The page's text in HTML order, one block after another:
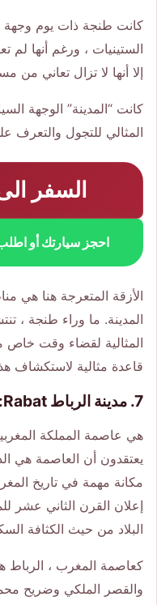
كانت طنجة ذات يوم وجهة
الستينيات ، ورغم أنها لم
إلا أنها لا تزال تعاني
كانت “المدينة” الوجهة
المثالي للتجول والتعرف
السفر
احجز سيارتك أو
الأزقة المتعرجة هنا هي
المدينة. ما وراء طنجة ،
المثالية لقضاء وقت خاص
قاعدة مثالية لاستكشاف
7. مدينة الرباط Rabat:
هي عاصمة المملكة
يعتقدون أن العاصمة هي
مكانة مهمة في تاريخ
إعلان القرن الثاني عشر
البلاد من حيث الكثافة
كعاصمة المغرب ، الرباط
والقصر الملكي وضريح